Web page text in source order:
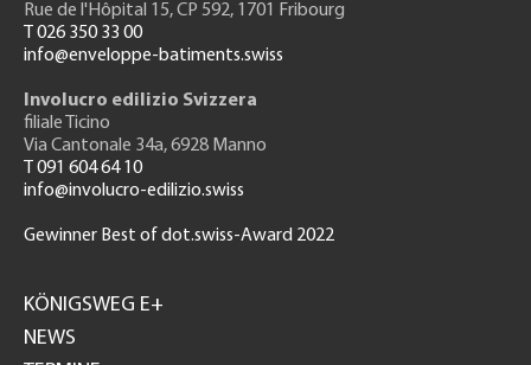
Rue de l'Hôpital 15, CP 592, 1701 Fribourg
T 026 350 33 00
info@enveloppe-batiments.swiss
Involucro edilizio Svizzera
filiale Ticino
Via Cantonale 34a, 6928 Manno
T 091 604 64 10
info@involucro-edilizio.swiss
Gewinner Best of dot.swiss-Award 2022
GH
KÖNIGSWEG E+
NEWS